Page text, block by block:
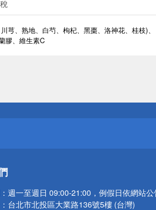
芎、熟地、白芍、枸杞、黑棗、洛神花、桂枝)、
膠、維生素C
週一至週日 09:00-21:00，例假日依網站
台北市北投區大業路136號5樓 (台灣)